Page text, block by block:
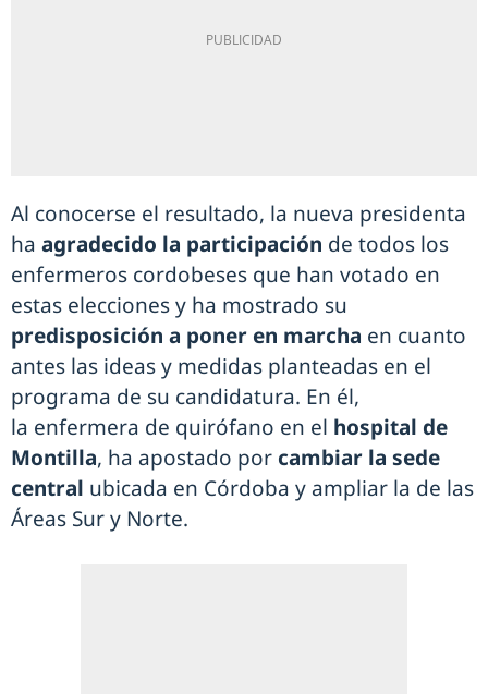
Al conocerse el resultado, la nueva presidenta
ha agradecido la participación de todos los
enfermeros cordobeses que han votado en
estas elecciones y ha mostrado su
predisposición a poner en marcha en cuanto
antes las ideas y medidas planteadas en el
programa de su candidatura. En él,
la enfermera de quirófano en el hospital de
Montilla, ha apostado por cambiar la sede
central ubicada en Córdoba y ampliar la de las
Áreas Sur y Norte.